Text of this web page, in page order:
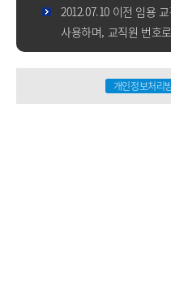
2012.07.10 이전 임용
사용하며, 교직원 번호
개인정보처리